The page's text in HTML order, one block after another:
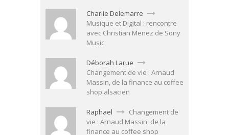
Charlie Delemarre
Musique et Digital : rencontre
avec Christian Menez de Sony
Music
Déborah Larue
Changement de vie : Arnaud
Massin, de la finance au coffee
shop alsacien
Raphael
Changement de
vie : Arnaud Massin, de la
finance au coffee shop